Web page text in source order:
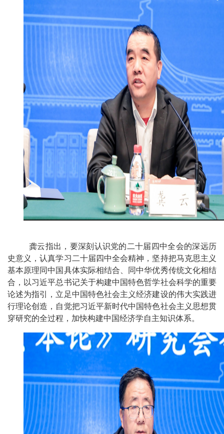
龚云指出，要深刻认识党的二十届四中全会的深远历
史意义，认真学习二十届四中全会精神，坚持把马克思主义
基本原理同中国具体实际相结合、同中华优秀传统文化相结
合，以习近平总书记关于构建中 国特色哲学社会科学的重要
论述为指引，立足中国特色社会主义经济建设的伟大实践进
行理论创造，自觉把习近平新时代中国特色社会主义思想贯
穿研究的全过程，加快构建中国经济学自主知识体系。